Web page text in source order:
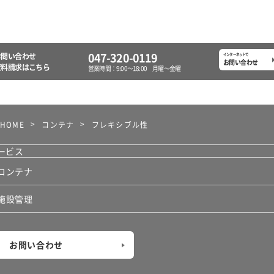
い合わせ
請求はこちら
047-320-0119
営業時間：9:00〜18:00 月曜〜金曜
インターネットで
お問い合わせ
HOME コンテナ フレキシブル性
ビス
ンテナ
設管理
お問い合わせ